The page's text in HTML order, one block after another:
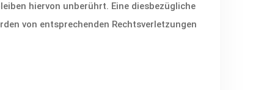
hiervon unberührt. Eine diesbezügliche
von entsprechenden Rechtsverletzungen